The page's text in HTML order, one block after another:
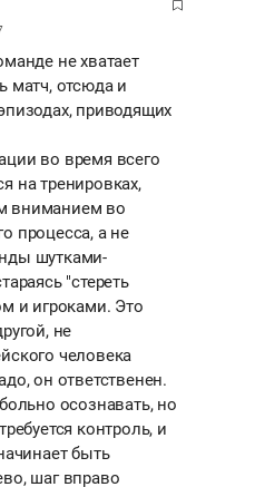
не хватает
матч, отсюда и
приводящих
во время всего
на тренировках,
вниманием во
процесса, а не
шутками-
"стереть
и игроками. Это
не
человека
он ответственен.
осознавать, но
контроль, и
быть
шаг вправо